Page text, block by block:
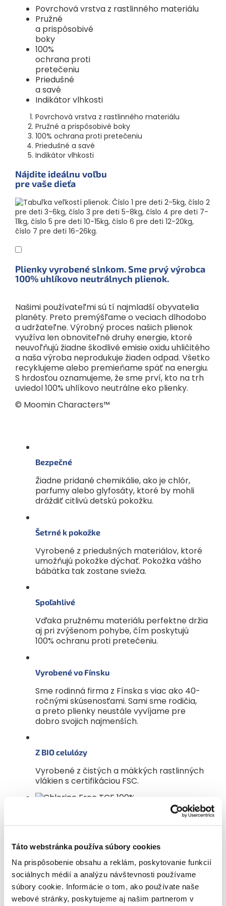
Táto webstránka používa súbory cookies
Na prispôsobenie obsahu a reklám, poskytovanie funkcií
sociálnych médií a analýzu návštevnosti používame
súbory cookie. Informácie o tom, ako používate naše
webové stránky, poskytujeme aj našim partnerom v
Povrchová vrstva z rastlinného materiálu
Pružné
a prispôsobivé
boky
100%
ochrana proti
pretečeniu
Priedušné
a savé
Indikátor vlhkosti
Povrchová vrstva z rastlinného materiálu
Pružné a prispôsobivé boky
100% ochrana proti pretečeniu
Priedušné a savé
Indikátor vlhkosti
Nájdite ideálnu voľbu
pre vaše dieťa
Plienky vyrobené slnkom. Sme prvý výrobca
100% uhlíkovo neutrálnych plienok.
Našimi používateľmi sú tí najmladší obyvatelia
planéty. Preto premýšľame o veciach dlhodobo
a udržateľne. Výrobný proces našich plienok
využíva len obnoviteľné druhy energie, ktoré
neuvoľňujú žiadne škodlivé emisie oxidu uhličitého
a naša výroba neprodukuje žiaden odpad. Všetko
recyklujeme alebo premieňame späť na energiu.
S hrdosťou oznamujeme, že sme prví, kto na trh
uviedol 100% uhlíkovo neutrálne eko plienky.
© Moomin Characters™
Bezpečné
Žiadne pridané chemikálie, ako je chlór,
parfumy alebo glyfosáty, ktoré by mohli
dráždiť citlivú detskú pokožku.
Šetrné k pokožke
Vyrobené z priedušných materiálov, ktoré
umožňujú pokožke dýchať. Pokožka vášho
bábätka tak zostane svieža.
Spoľahlivé
Vďaka pružnému materiálu perfektne držia
aj pri zvýšenom pohybe, čím poskytujú
100% ochranu proti pretečeniu.
Vyrobené vo Fínsku
Sme rodinná firma z Fínska s viac ako 40-
ročnými skúsenosťami. Sami sme rodičia,
a preto plienky neustále vyvíjame pre
dobro svojich najmenších.
Z BIO celulózy
Vyrobené z čistých a mäkkých rastlinných
vlákien s certifikáciou FSC.
vhodné aj pre tú najcitlivejšiu pokožku.
Z čoho sú plienky Muumi Baby vyrobené? Čo
obsahujú?
Hlavným absorpčným materiálom používaným
v našich plienkach je čistá, 100% celulóza
z fínskych lesov s certifikátom FSC. Celulóza,